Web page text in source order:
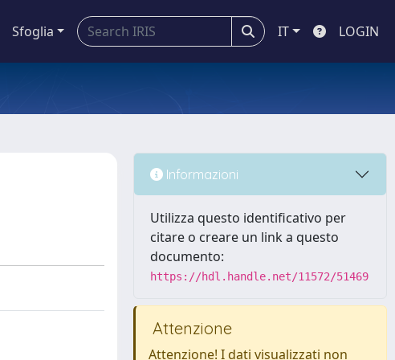
Sfoglia IT LOGIN
Informazioni
Utilizza questo identificativo per
citare o creare un link a questo
documento:
https://hdl.handle.net/11572/51469
Attenzione
Attenzione! I dati visualizzati non